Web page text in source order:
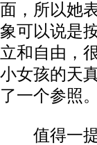
面，所以她
象可以说是
立和自由，
小女孩的天
了一个参照。
值得一提